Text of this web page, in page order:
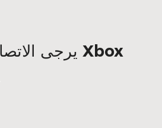
يرجى الاتصال بنا لمعرفة المزيد عن Xbox